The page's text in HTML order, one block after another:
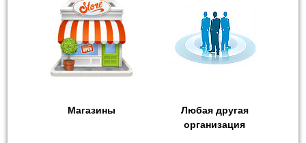
Магазины
Любая другая
организация